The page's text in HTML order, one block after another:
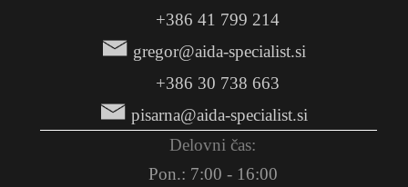
+386 41 799 214
gregor@aida-specialist.si
+386 30 738 663
pisarna@aida-specialist.si
Delovni čas:
Pon.: 7:00 - 16:00